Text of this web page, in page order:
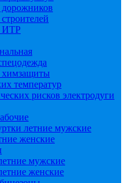
ИТР
химзащиты
температур
рисков электродуги
летние мужские
женские
мужские
женские